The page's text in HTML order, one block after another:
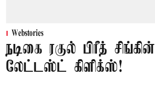
Webstories
நடிகை ரகுல் பிரீத் சிங்கின்
லேட்டஸ்ட் கிளிக்ஸ்!